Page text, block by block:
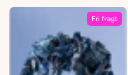
Fri fragt